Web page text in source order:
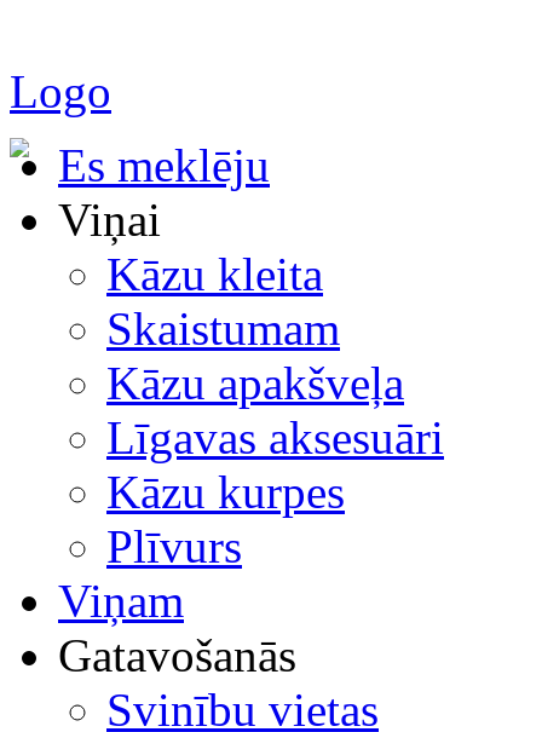
Logo
Es meklēju
Viņai
Kāzu kleita
Skaistumam
Kāzu apakšveļa
Līgavas aksesuāri
Kāzu kurpes
Plīvurs
Viņam
Gatavošanās
Svinību vietas